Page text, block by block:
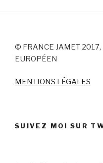
© FRANCE JAMET
EUROPÉEN
MENTIONS LÉGALES
SUIVEZ MOI SUR